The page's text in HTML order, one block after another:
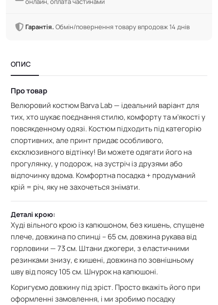
Гарантія. Обмін/повернення товару впродовж 14 днів
ОПИС
Про товар
Велюровий костюм Barva Lab — ідеальний варіант для
тих, хто шукає поєднання стилю, комфорту та м’якості у
повсякденному одязі. Костюм підходить під категорію
спортивних, але принт придає особливого,
єксклюзивного відтінку! Ви можете одягати його на
прогулянку, у подорож, на зустріч із друзями або
відпочинку вдома. Комфортна посадка + продуманий
крій = річ, яку не захочеться знімати.
Деталі крою:
Худі вільного крою із капюшоном,без кишень, спущене
плече, довжина по спинці – 65 см,довжина рукава від
горловини — 73 см. Штани джогери, з еластичними
резинками знизу, є кишені, довжина по зовнішньому
шву від поясу 105 см. Шнурок на капюшоні.
Коригуємо довжину під зріст. Просто вкажіть його при
оформленні замовлення, і ми зробимо посадку